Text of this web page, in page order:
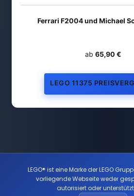
Ferrari F2004 und Michael
ab 65,90 €
LEGO 11375
LEGO® ist eine Marke der LEGO
vorliegende Webseite weder
autorisiert oder